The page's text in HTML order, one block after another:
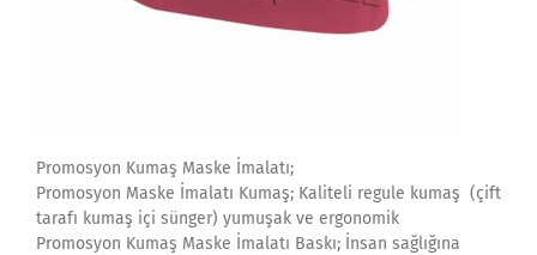
Promosyon Kumaş Maske İmalatı;
Promosyon Maske İmalatı Kumaş; Kaliteli regule kumaş (çift
tarafı kumaş içi sünger) yumuşak ve ergonomik
Promosyon Kumaş Maske İmalatı Baskı; İnsan sağlığına